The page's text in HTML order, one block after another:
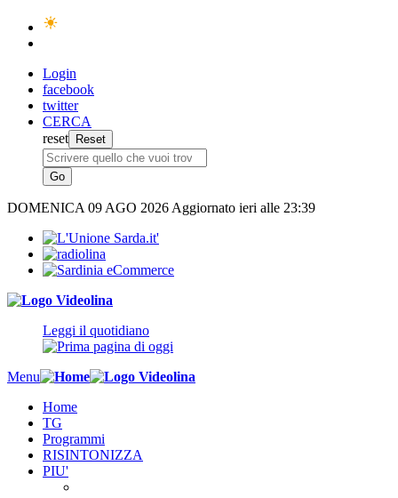
Login
facebook
twitter
CERCA
reset
DOMENICA 09 AGO 2026 Aggiornato ieri alle 23:39
Leggi il quotidiano
Menu
Home
TG
Programmi
RISINTONIZZA
PIU'